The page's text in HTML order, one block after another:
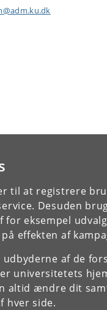
til at registrere
Desuden
eksempel
effekten af
af de
universitetets
altid ændre dit
hver side.